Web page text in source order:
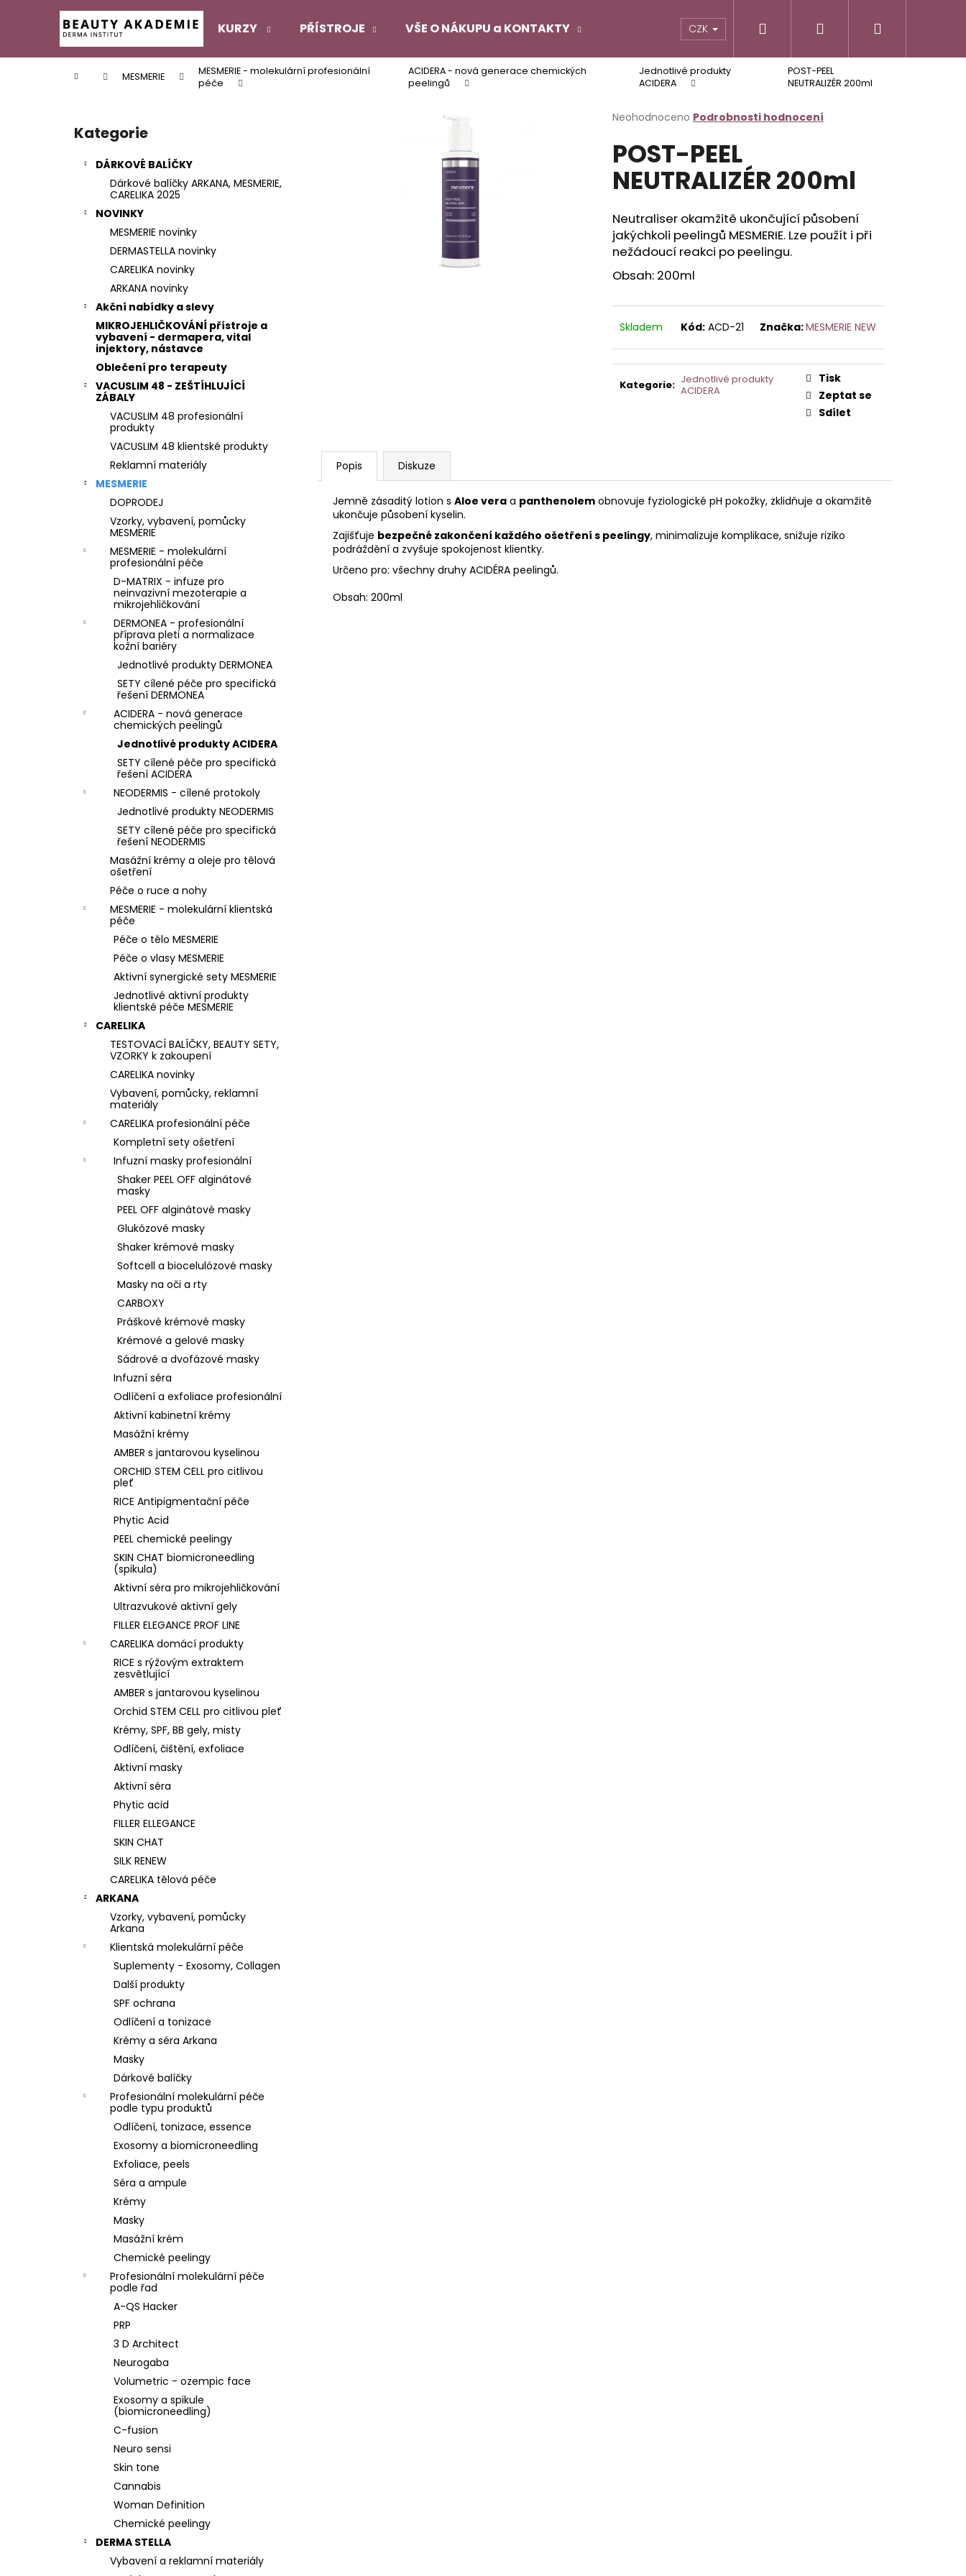
KURZY PŘÍSTROJE VŠE O NÁKUPU a KONTAKTY CZK Přihlášení
Domů MESMERIE
MESMERIE - molekulární profesionální
péče
ACIDERA - nová generace chemických
peelingů
Jednotlivé produkty
ACIDERA
POST-PEEL
NEUTRALIZÉR 200ml
Přeskočit
kategorie
Kategorie
DÁRKOVÉ BALÍČKY
Dárkové balíčky ARKANA, MESMERIE,
CARELIKA 2025
NOVINKY
MESMERIE novinky
DERMASTELLA novinky
CARELIKA novinky
ARKANA novinky
Akční nabídky a slevy
MIKROJEHLIČKOVÁNÍ přístroje a
vybavení - dermapera, vital
injektory, nástavce
Oblečení pro terapeuty
VACUSLIM 48 - ZEŠTÍHLUJÍCÍ
ZÁBALY
VACUSLIM 48 profesionální
produkty
VACUSLIM 48 klientské produkty
Reklamní materiály
MESMERIE
DOPRODEJ
Vzorky, vybavení, pomůcky
MESMERIE
MESMERIE - molekulární
profesionální péče
D-MATRIX - infuze pro
neinvazivní mezoterapie a
mikrojehličkování
DERMONEA - profesionální
příprava pleti a normalizace
kožní bariéry
Jednotlivé produkty DERMONEA
SETY cílené péče pro specifická
řešení DERMONEA
ACIDERA - nová generace
chemických peelingů
Jednotlivé produkty ACIDERA
SETY cílené péče pro specifická
řešení ACIDERA
NEODERMIS - cílené protokoly
Jednotlivé produkty NEODERMIS
SETY cílené péče pro specifická
řešení NEODERMIS
Masážní krémy a oleje pro tělová
ošetření
Péče o ruce a nohy
MESMERIE - molekulární klientská
péče
Péče o tělo MESMERIE
Péče o vlasy MESMERIE
Aktivní synergické sety MESMERIE
Jednotlivé aktivní produkty
klientské péče MESMERIE
CARELIKA
TESTOVACÍ BALÍČKY, BEAUTY SETY,
VZORKY k zakoupení
CARELIKA novinky
Vybavení, pomůcky, reklamní
materiály
CARELIKA profesionální péče
Kompletní sety ošetření
Infuzní masky profesionální
Shaker PEEL OFF alginátové
masky
PEEL OFF alginátové masky
Glukózové masky
Shaker krémové masky
Softcell a biocelulózové masky
Masky na oči a rty
CARBOXY
Práškové krémové masky
Krémové a gelové masky
Sádrové a dvofázové masky
Infuzní séra
Odlíčení a exfoliace profesionální
Aktivní kabinetní krémy
Masážní krémy
AMBER s jantarovou kyselinou
ORCHID STEM CELL pro citlivou
pleť
RICE Antipigmentační péče
Phytic Acid
PEEL chemické peelingy
SKIN CHAT biomicroneedling
(spikula)
Aktivní séra pro mikrojehličkování
Ultrazvukové aktivní gely
FILLER ELEGANCE PROF LINE
CARELIKA domácí produkty
RICE s rýžovým extraktem
zesvětlující
AMBER s jantarovou kyselinou
Orchid STEM CELL pro citlivou pleť
Krémy, SPF, BB gely, misty
Odlíčení, čištění, exfoliace
Aktivní masky
Aktivní séra
Phytic acid
FILLER ELLEGANCE
SKIN CHAT
SILK RENEW
CARELIKA tělová péče
ARKANA
Vzorky, vybavení, pomůcky
Arkana
Klientská molekulární péče
Suplementy - Exosomy, Collagen
Další produkty
SPF ochrana
Odlíčení a tonizace
Krémy a séra Arkana
Masky
Dárkové balíčky
Profesionální molekulární péče
podle typu produktů
Odlíčení, tonizace, essence
Exosomy a biomicroneedling
Exfoliace, peels
Séra a ampule
Krémy
Masky
Masážní krém
Chemické peelingy
Profesionální molekulární péče
podle řad
A-QS Hacker
PRP
3 D Architect
Neurogaba
Volumetric - ozempic face
Exosomy a spikule
(biomicroneedling)
C-fusion
Neuro sensi
Skin tone
Cannabis
Woman Definition
Chemické peelingy
DERMA STELLA
Vybavení a reklamní materiály
Průměrné
produktu
je
0,0
hvězdiček.
Neohodnoceno Podrobnosti hodnocení
POST-PEEL
NEUTRALIZÉR 200ml
Neutraliser okamžitě ukončující působení
jakýchkoli peelingů MESMERIE. Lze použít i při
nežádoucí reakci po peelingu.
Obsah: 200ml
Skladem Kód: ACD-21 Značka:MESMERIE NEW
Kategorie: Jednotlivé produkty
ACIDERA
Tisk
Zeptat se
Sdílet
Popis Diskuze
Jemně zásaditý lotion s Aloe vera a panthenolem obnovuje fyziologické pH pokožky, zklidňuje a okamžitě
ukončuje působení kyselin.
Zajišťuje bezpečné zakončení každého ošetření s peelingy, minimalizuje komplikace, snižuje riziko
podráždění a zvyšuje spokojenost klientky.
Určeno pro: všechny druhy ACIDÉRA peelingů.
Obsah: 200ml
í
Zpět
do
Zpět
do
Co potřebujete najít?
Doporučujeme
STERILNÍ NÁSTAVCE PRO DERMAPERO
DERMALIGHTPEN A DERMAQUATRO 36
JEHLIČEK
STERILNÍ NÁSTAVCE PRO DERMAPERO
NÁSTAVCE/BBGLOW